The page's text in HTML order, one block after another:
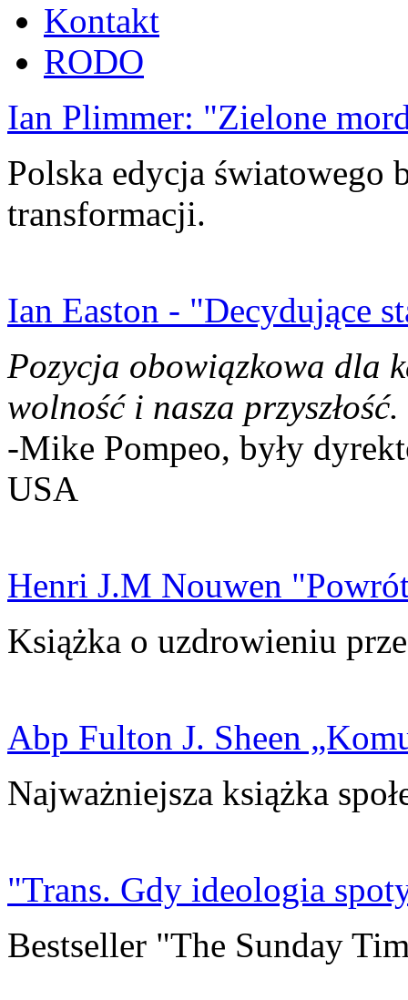
Kontakt
RODO
Ian Plimmer: "Zielone
Polska edycja światowego
transformacji.
Ian Easton - "Decydujące
Pozycja obowiązkowa dla
wolność i nasza przyszłość.
-Mike Pompeo, były
USA
Henri J.M Nouwen
Książka o uzdrowieniu
Abp Fulton J. Sheen
Najważniejsza książka
"Trans. Gdy ideologia
Bestseller "The Sunday